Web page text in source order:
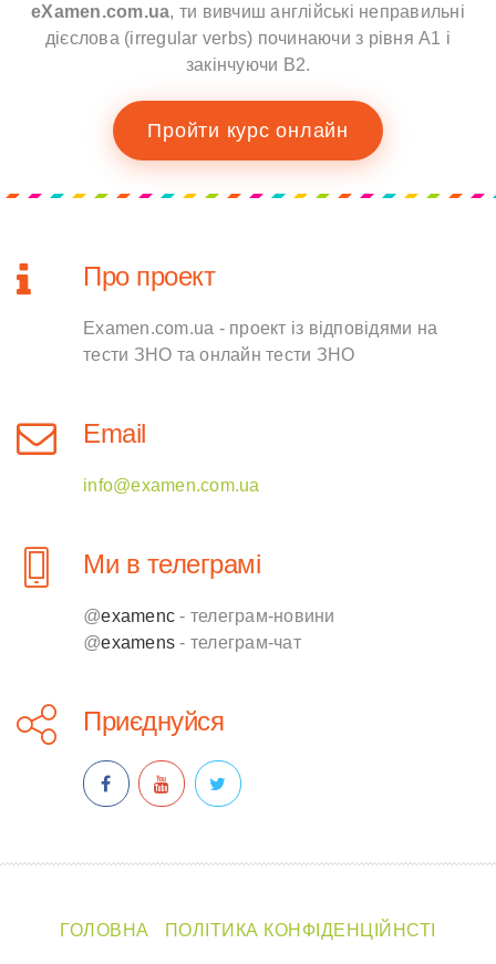
eXamen.com.ua, ти вивчиш англійські неправильні
дієслова (irregular verbs) починаючи з рівня A1 і
закінчуючи B2.
Пройти курс онлайн
Про проект
Examen.com.ua - проект із відповідями на
тести ЗНО та онлайн тести ЗНО
Email
info@examen.com.ua
Ми в телеграмі
@examenc - телеграм-новини
@examens - телеграм-чат
Приєднуйся
ГОЛОВНА ПОЛІТИКА КОНФІДЕНЦІЙНСТІ